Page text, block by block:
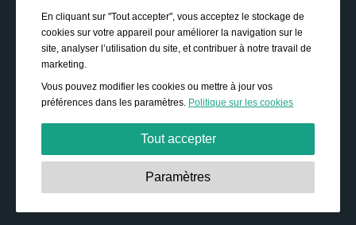
En cliquant sur "Tout accepter", vous acceptez le stockage de
cookies sur votre appareil pour améliorer la navigation sur le
site, analyser l’utilisation du site, et contribuer à notre travail de
marketing.
Vous pouvez modifier les cookies ou mettre à jour vos
préférences dans les paramètres. Politique sur les cookies
Tout accepter
Strictement nécessaires:
Ces cookies sont essentiels
Paramètres